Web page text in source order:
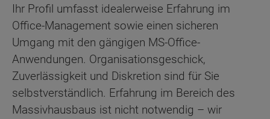
Ihr Profil umfasst idealerweise Erfahrung im
Office-Management sowie einen sicheren
Umgang mit den gängigen MS-Office-
Anwendungen. Organisationsgeschick,
Zuverlässigkeit und Diskretion sind für Sie
selbstverständlich. Erfahrung im Bereich des
Massivhausbaus ist nicht notwendig – wir